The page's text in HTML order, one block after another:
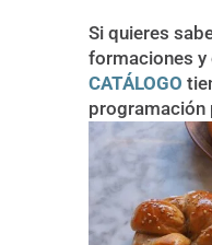
Si quieres
formaciones y
CATÁLOGO
programación